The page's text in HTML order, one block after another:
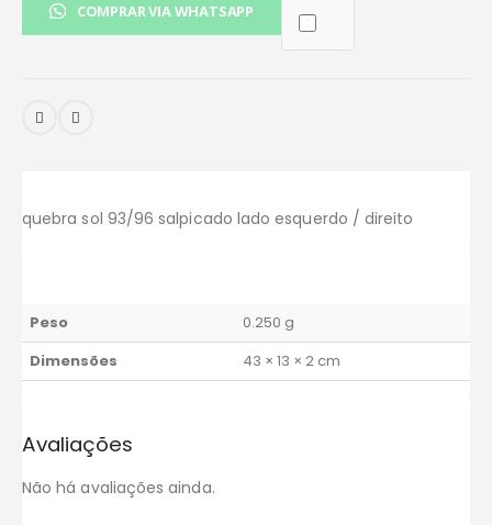
COMPRAR VIA WHATSAPP
quebra sol 93/96 salpicado lado esquerdo / direito
Peso
0.250 g
Dimensões
43 × 13 × 2 cm
Avaliações
Não há avaliações ainda.